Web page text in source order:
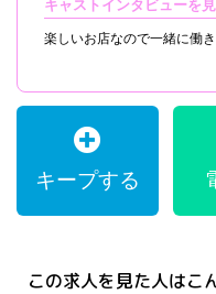
キャストインタビューを
楽しいお店なので一緒に働き
キープする
この求人を見た人はこ